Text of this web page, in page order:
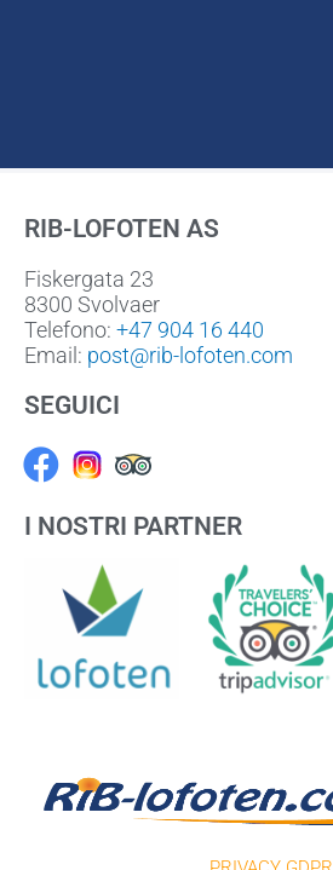
RIB-LOFOTEN AS
Fiskergata 23
8300 Svolvaer
Telefono: +47 904 16 440
Email: post@rib-lofoten.com
SEGUICI
Facebook
I NOSTRI PARTNER